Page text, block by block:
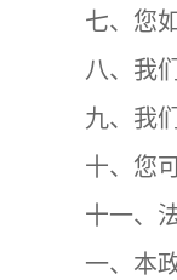
七、您如
八、我们
九、我们
十、您可
十一、法
一、本政